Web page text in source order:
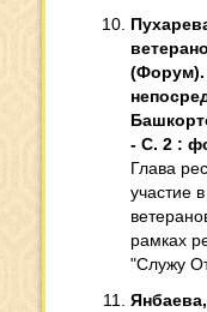
(Форум).
- С. 2 :
Глава
участие
рамках
"Служу